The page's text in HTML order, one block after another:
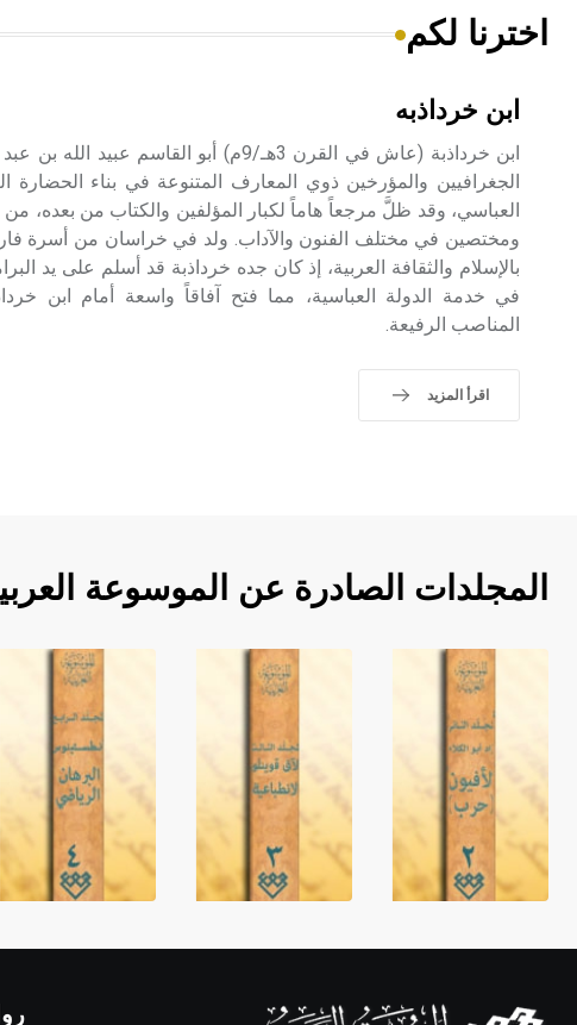
اخترنا لكم
ابن خرداذبه
ابن خرداذبة (عاش في القرن 3هـ/9م) أبو القاسم
الجغرافيين والمؤرخين ذوي المعارف المتنوعة في بناء الحضارة
العباسي، وقد ظلَّ مرجعاً هاماً لكبار المؤلفين والكتاب من بعده،
ومختصين في مختلف الفنون والآداب. ولد في خراسان من أسرة
بالإسلام والثقافة العربية، إذ كان جده خرداذبة قد أسلم على يد
في خدمة الدولة العباسية، مما فتح آفاقاً واسعة أمام ابن
المناصب الرفيعة.
اقرأ المزيد
المجلدات الصادرة عن الموسوعة